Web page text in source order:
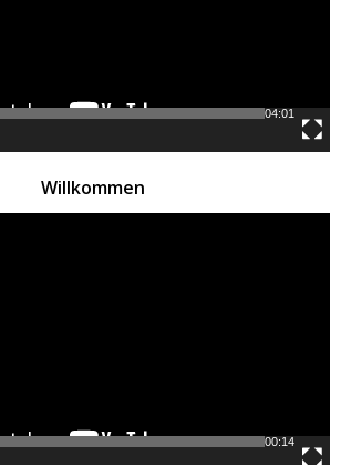
04:01
Willkommen
00:14